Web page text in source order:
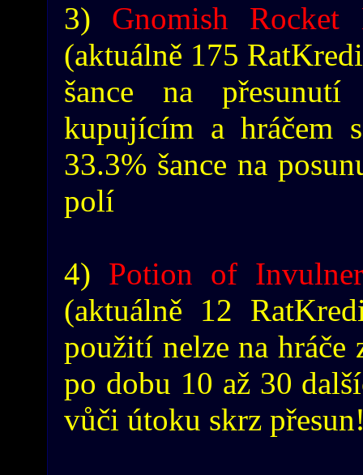
3) Gnomish Rocket
(aktuálně 175
šance na
kupujícím a hráčem
33.3% šance na
polí
4) Potion of
(aktuálně 12
použití nelze na
po dobu 10 až 30
vůči útoku skrz